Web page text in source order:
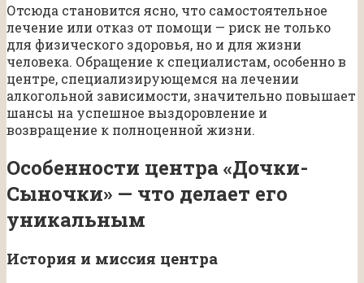
Отсюда становится ясно, что самостоятельное
лечение или отказ от помощи — риск не только
для физического здоровья, но и для жизни
человека. Обращение к специалистам, особенно в
центре, специализирующемся на лечении
алкогольной зависимости, значительно повышает
шансы на успешное выздоровление и
возвращение к полноценной жизни.
Особенности центра «Дочки-
Сыночки» — что делает его
уникальным
История и миссия центра